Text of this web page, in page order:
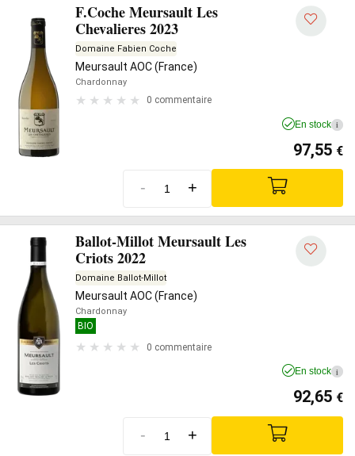
F.Coche Meursault Les
Chevalieres 2023
Domaine Fabien Coche
Meursault AOC (France)
Chardonnay
0 commentaire
En stock i
97,55 €
- +
Ballot-Millot Meursault Les
Criots 2022
Domaine Ballot-Millot
Meursault AOC (France)
Chardonnay
BIO
0 commentaire
En stock i
92,65 €
- +